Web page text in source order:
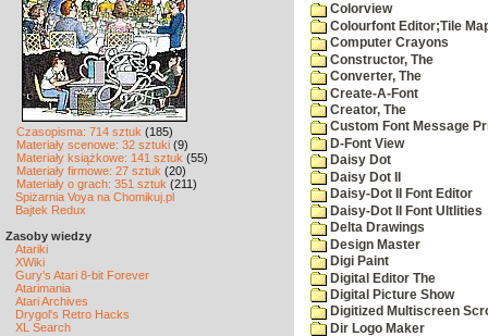
Czasopisma: 714 sztuk (185)
Materiały scenowe: 32 sztuki (9)
Materiały książkowe: 141 sztuk (55)
Materiały firmowe: 27 sztuk (20)
Materiały o grach: 351 sztuk (211)
Spiżarnia Voya na Chomikuj.pl
Bajtek Redux
Zasoby wiedzy
Atariki
XWiki
Gury's Atari 8-bit Forever
Atarimania
Atari Archives
Drygol's Retro Hacks
XL Search
Colorview
Colourfont Editor;Tile
Computer Crayons
Constructor, The
Converter, The
Create-A-Font
Creator, The
Custom Font Message
D-Font View
Daisy Dot
Daisy Dot II
Daisy-Dot II Font Editor
Daisy-Dot II Font Ultlities
Delta Drawings
Design Master
Digi Paint
Digital Editor The
Digital Picture Show
Digitized Multiscreen
Dir Logo Maker